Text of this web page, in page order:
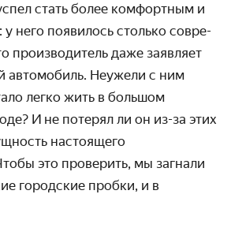
стать более комфортным и
него появилось столько совре­
производитель даже заявляет
авто­мобиль. Неужели с ним
легко жить в большом
И не потерял ли он из-за этих
настоящего
это проверить, мы загнали
городские пробки, и в